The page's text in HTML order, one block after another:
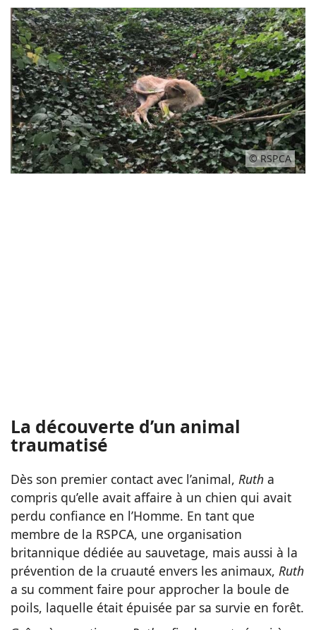
© RSPCA
La découverte d’un animal
traumatisé
Dès son premier contact avec l’animal, Ruth a
compris qu’elle avait affaire à un chien qui avait
perdu confiance en l’Homme. En tant que
membre de la RSPCA, une organisation
britannique dédiée au sauvetage, mais aussi à la
prévention de la cruauté envers les animaux, Ruth
a su comment faire pour approcher la boule de
poils, laquelle était épuisée par sa survie en forêt.